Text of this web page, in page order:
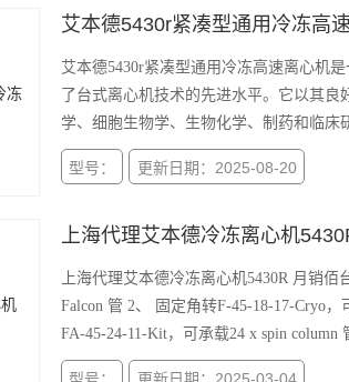
艾本德5430r紧凑型通用冷冻高
艾本德5430r紧凑型通用冷冻高速离心机
了台式离心机技术的先进水平。它以其
学、细胞生物学、生物化学、制药和临床
型号： 更新日期：2025-08-20
上海代理艾本德冷冻离心机
上海代理艾本德冷冻离心机5430R 月销
Falcon 管 2、 固定角转F-45-18-17-Cryo，可承载
FA-45-24-11-Kit，可承载24 x spin column